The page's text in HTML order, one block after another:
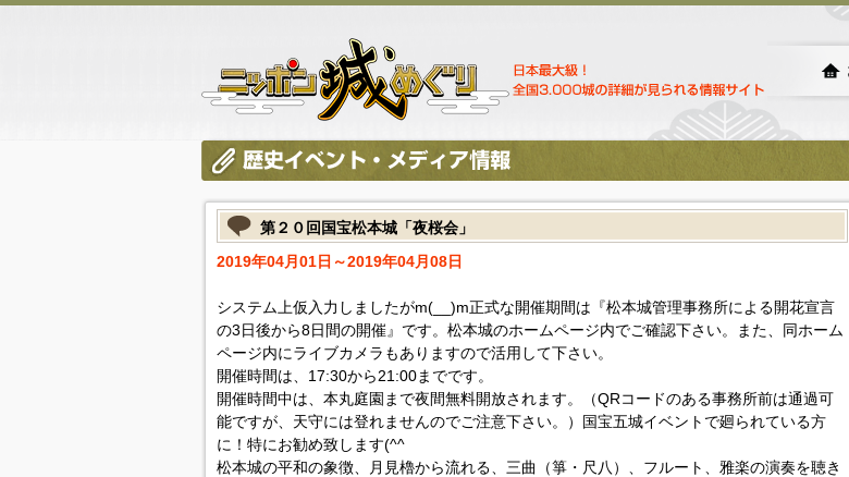
第２０回国宝松本城「夜桜会」
2019年04月01日～2019年04月08日
システム上仮入力しましたがm(__)m正式な開催期間は『松本城管理事務所による開花宣言
の3日後から8日間の開催』です。松本城のホームページ内でご確認下さい。また、同ホーム
ページ内にライブカメラもありますので活用して下さい。
開催時間は、17:30から21:00までです。
開催時間中は、本丸庭園まで夜間無料開放されます。（QRコードのある事務所前は通過可
能ですが、天守には登れませんのでご注意下さい。）国宝五城イベントで廻られている方
に！特にお勧め致します(^^ゞ
松本城の平和の象徴、月見櫓から流れる、三曲（箏・尺八）、フルート、雅楽の演奏を聴き